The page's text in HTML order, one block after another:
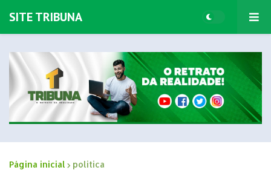
SITE TRIBUNA
Página inicial politica